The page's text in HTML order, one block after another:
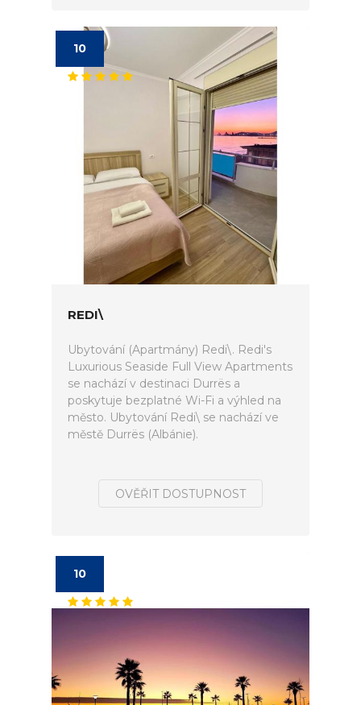
10
REDI\
Ubytování (Apartmány) Redi\. Redi's
Luxurious Seaside Full View Apartments
se nachází v destinaci Durrës a
poskytuje bezplatné Wi-Fi a výhled na
město. Ubytování Redi\ se nachází ve
městě Durrës (Albánie).
OVĚŘIT DOSTUPNOST
10